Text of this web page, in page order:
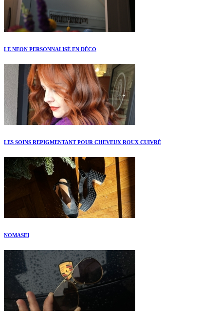
LE NEON PERSONNALISÉ EN DÉCO
LES SOINS REPIGMENTANT POUR CHEVEUX ROUX CUIVRÉ
NOMASEI